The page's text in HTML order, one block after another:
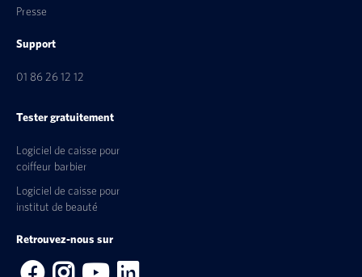
Presse
Support
01 86 26 12 12
Tester gratuitement
Logiciel de caisse pour
coiffeur barbier
Logiciel de caisse pour
institut de beauté
Retrouvez-nous sur